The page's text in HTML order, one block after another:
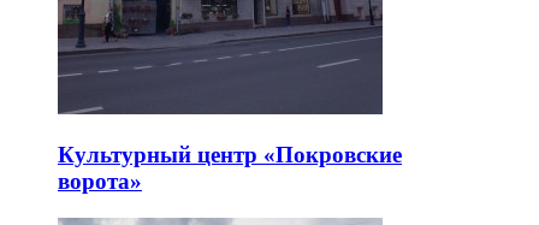
Культурный центр «Покровские
ворота»